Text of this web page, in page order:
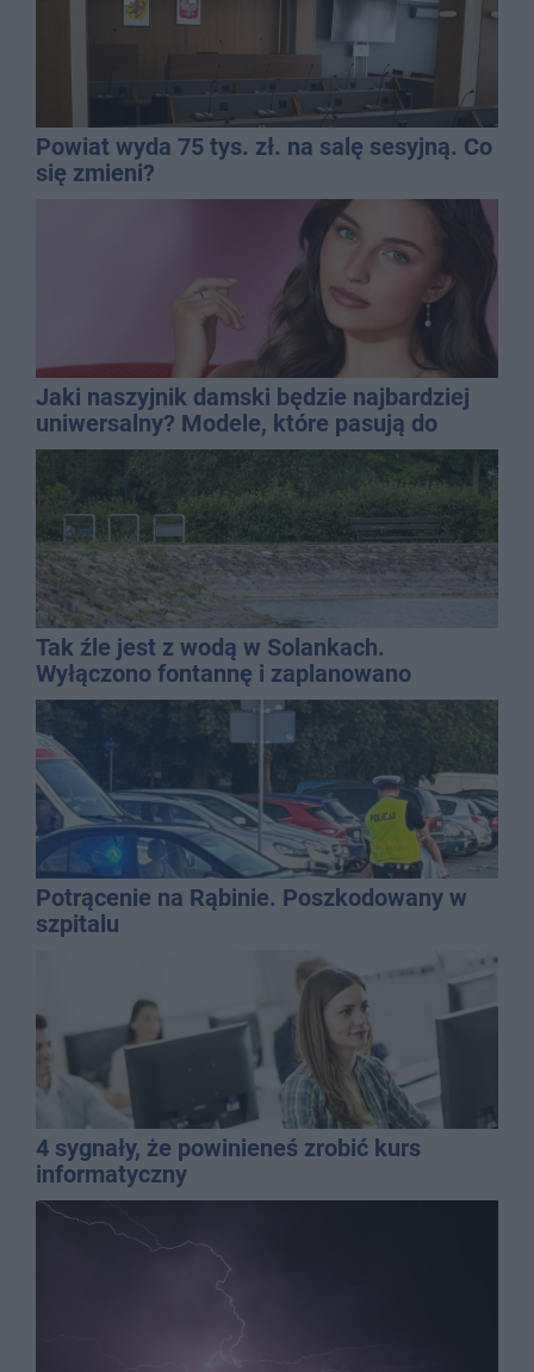
Powiat wyda 75 tys. zł. na salę sesyjną. Co
się zmieni?
Jaki naszyjnik damski będzie najbardziej
uniwersalny? Modele, które pasują do
wielu stylizacji
Tak źle jest z wodą w Solankach.
Wyłączono fontannę i zaplanowano
dolewkę
Potrącenie na Rąbinie. Poszkodowany w
szpitalu
4 sygnały, że powinieneś zrobić kurs
informatyczny